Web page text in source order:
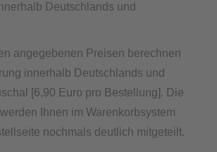
Deutschlands und
angegebenen Preisen berechnen
innerhalb Deutschlands und
[6,90 Euro pro Bestellung]. Die
Ihnen im Warenkorbsystem
nochmals deutlich mitgeteilt.